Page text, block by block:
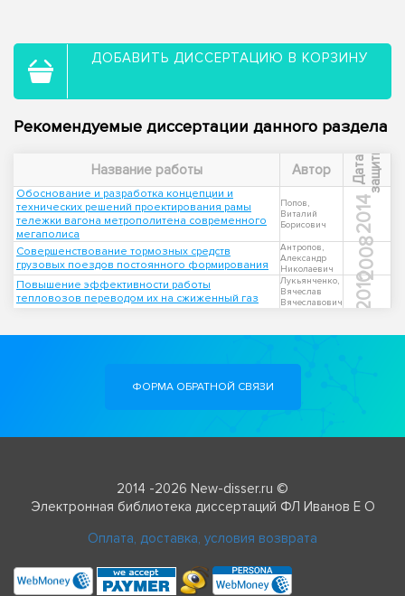
ДОБАВИТЬ ДИССЕРТАЦИЮ В КОРЗИНУ
Рекомендуемые диссертации данного раздела
Название работы Автор Д
а
т
а
з
а
щ
и
т ы
Обоснование и разработка концепции и
технических решений проектирования рамы
тележки вагона метрополитена современного
мегаполиса
Попов,
Виталий
Борисович
2014
Совершенствование тормозных средств
грузовых поездов постоянного формирования
Антропов,
Александр
Николаевич
2008
Повышение эффективности работы
тепловозов переводом их на сжиженный газ
Лукьянченко,
Вячеслав
Вячеславович
2010
ФОРМА ОБРАТНОЙ СВЯЗИ
2014 -2026 New-disser.ru ©
Электронная библиотека диссертаций ФЛ Иванов Е О
Оплата, доставка, условия возврата